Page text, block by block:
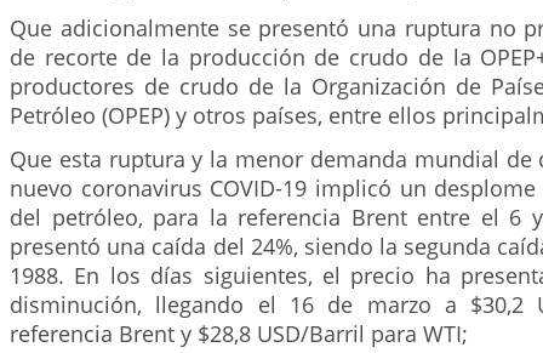
Que adicionalmente se presentó una ruptura no
de recorte de la producción de crudo de la
productores de crudo de la Organización de
Petróleo (OPEP) y otros países, entre ellos
Que esta ruptura y la menor demanda mundial
nuevo coronavirus COVID-19 implicó un
del petróleo, para la referencia Brent entre el 6
presentó una caída del 24%, siendo la segunda
1988. En los días siguientes, el precio ha
disminución, llegando el 16 de marzo a $30,2
referencia Brent y $28,8 USD/Barril para WTI;